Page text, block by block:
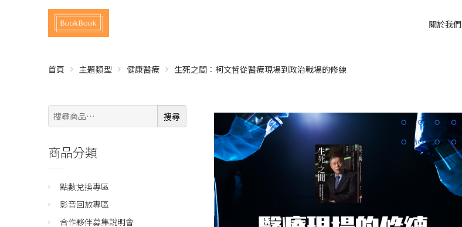
關於我們
首頁 主題類型 健康醫療 生死之間︰柯文哲從醫療現場到政治戰場的修練
搜
尋:
搜尋
商品分類
點數兌換專區
影音回放專區
合作夥伴募集說明會